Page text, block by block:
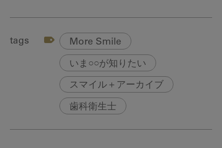
tags More Smile
いま○○が知りたい
スマイル＋アーカイブ
歯科衛生士